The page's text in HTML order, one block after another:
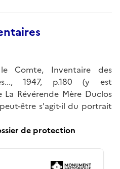
Comte, Inventaire des
1947, p.180 (y est
Révérende Mère Duclos
être s'agit-il du portrait
de protection